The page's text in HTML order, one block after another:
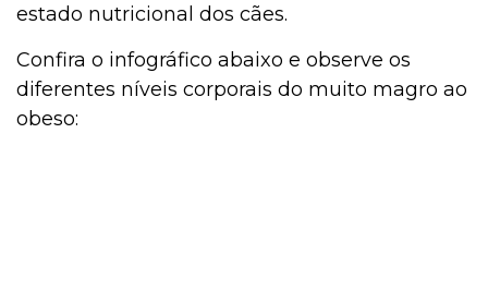
estado nutricional dos cães.
Confira o infográfico abaixo e observe os
diferentes níveis corporais do muito magro ao
obeso: